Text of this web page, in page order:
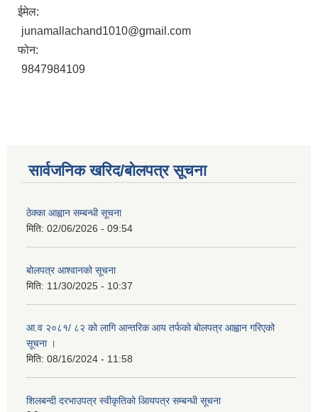
ईमेल:
junamallachand1010@gmail.com
फोन:
9847984109
सार्वजनिक खरिद/बोलपत्र सूचना
ठेक्का आह्वान सम्बन्धी सूचना
मिति: 02/06/2026 - 09:54
बोलपत्र आश्वानको सूचना
मिति: 11/30/2025 - 10:37
आ.व २०८१/ ८२ को लागि आन्तरिक आय तर्फको बोलपत्र आह्वान गरिएको
सूचना ।
मिति: 08/16/2024 - 11:58
शिलबन्दी दरभाउपत्र स्वीकृतिको आियपत्र सम्बन्धी सूचना